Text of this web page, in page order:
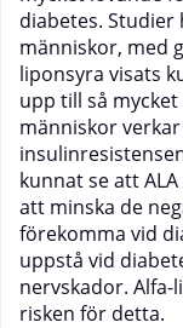
diabetes.
människor, med
liponsyra visats
upp till så
människor
kunnat se att
att minska de
förekomma vid
uppstå vid
nervskador.
risken för detta.